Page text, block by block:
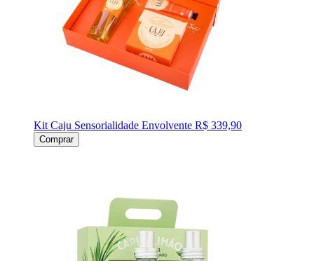
Kit Caju Sensorialidade Envolvente R$ 339,90
Comprar